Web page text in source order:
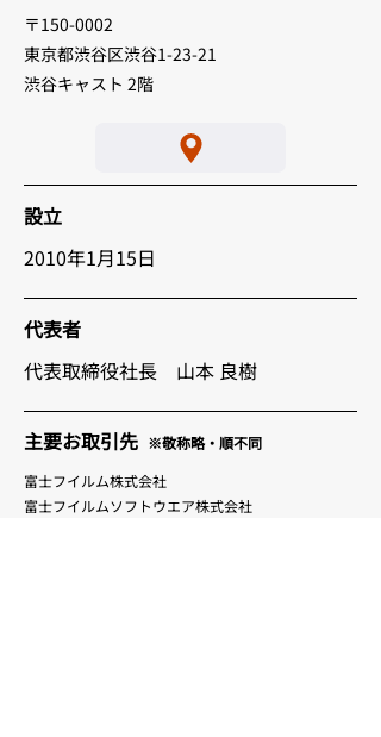
〒150-0002
東京都渋谷区渋谷1-23-21
渋谷キャスト 2階
設立
2010年1月15日
代表者
代表取締役社長 山本 良樹
主要お取引先 ※敬称略・順不同
​富士フイルム株式会社
富士フイルムソフトウエア株式会社